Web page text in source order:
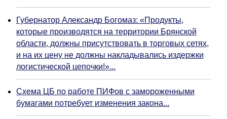
Губернатор Александр Богомаз: «Продукты,
которые производятся на территории Брянской
области, должны присутствовать в торговых сетях,
и на их цену не должны накладывались издержки
логистической цепочки!»...
Схема ЦБ по работе ПИФов с замороженными
бумагами потребует изменения закона...